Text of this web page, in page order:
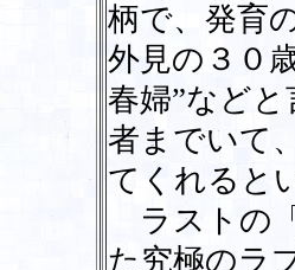
柄で、発育
外見の３０
春婦”など
者までいて
てくれると
ラストの
た究極のラ